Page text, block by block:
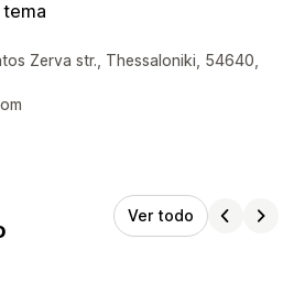
del diseñador
Zerva str., Thessaloniki, 54640,
Ver todo